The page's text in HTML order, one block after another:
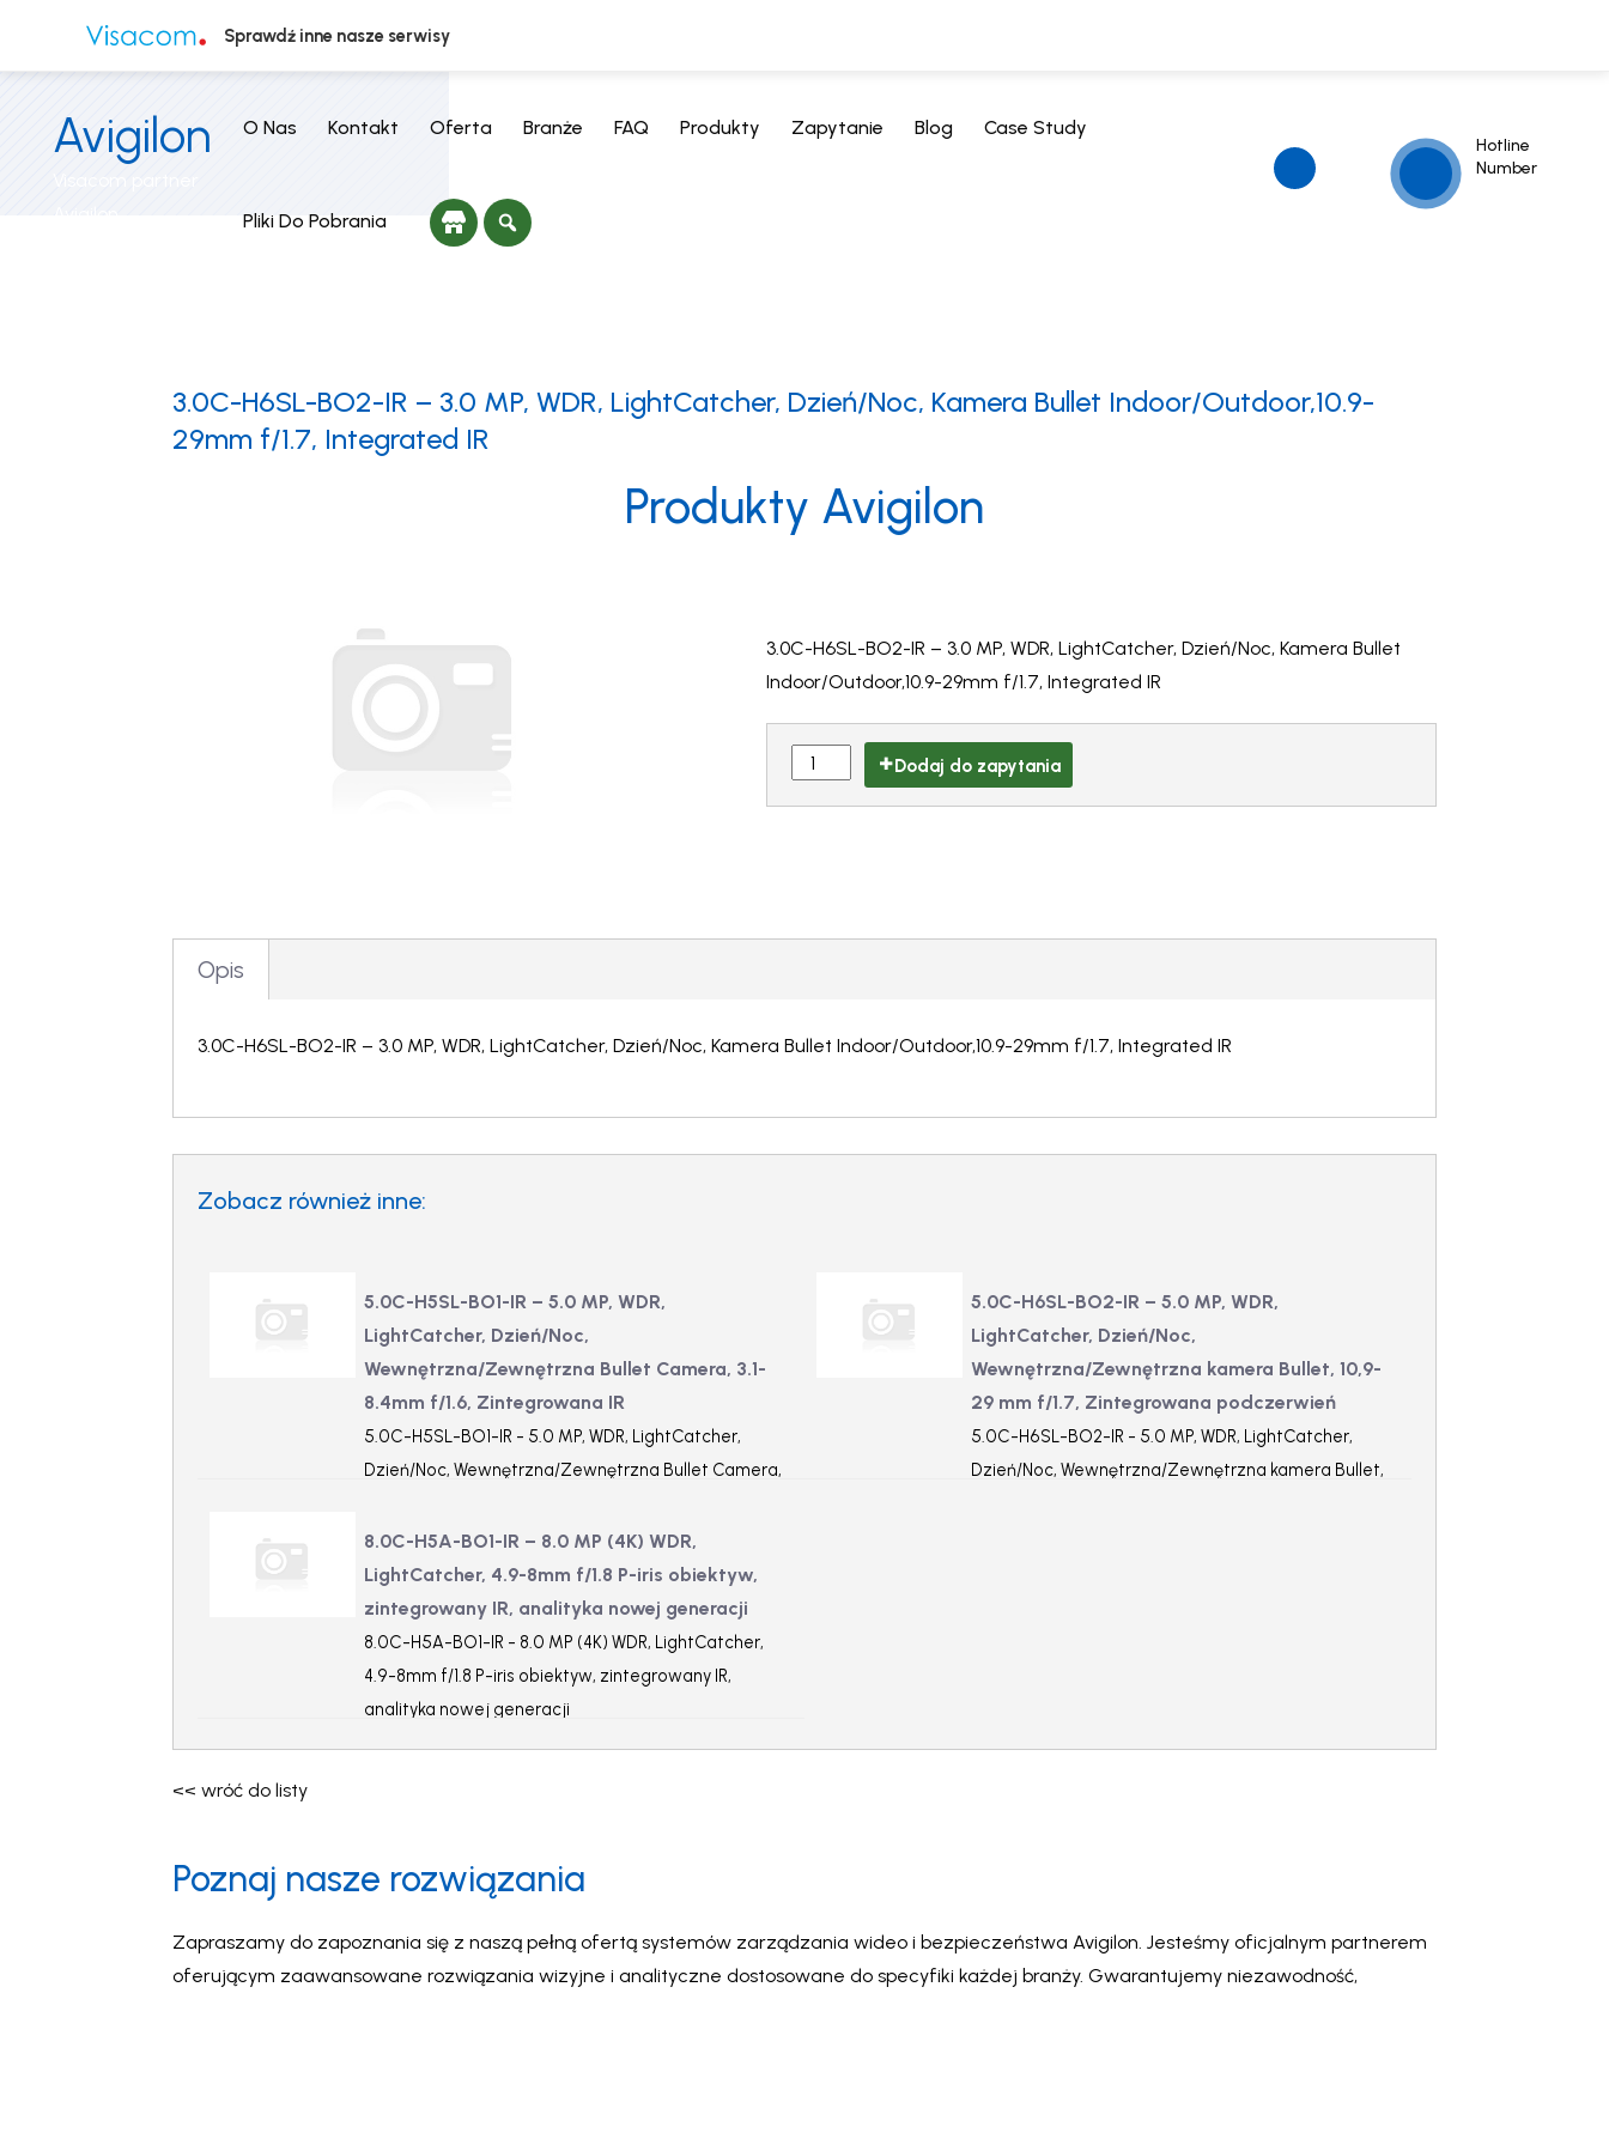
Avigilon
Visacom partner
Avigilon
O Nas Kontakt Oferta Branże FAQ Produkty Zapytanie Blog Case Study
Pliki Do Pobrania
Hotline
Number
3.0C-H6SL-BO2-IR – 3.0 MP, WDR, LightCatcher, Dzień/Noc, Kamera Bullet Indoor/Outdoor,10.9-
29mm f/1.7, Integrated IR
Produkty Avigilon
3.0C-H6SL-BO2-IR – 3.0 MP, WDR, LightCatcher, Dzień/Noc, Kamera Bullet
Indoor/Outdoor,10.9-29mm f/1.7, Integrated IR
Dodaj do zapytania
Opis
3.0C-H6SL-BO2-IR – 3.0 MP, WDR, LightCatcher, Dzień/Noc, Kamera Bullet Indoor/Outdoor,10.9-29mm f/1.7, Integrated IR
Zobacz również inne:
5.0C-H5SL-BO1-IR – 5.0 MP, WDR,
LightCatcher, Dzień/Noc,
Wewnętrzna/Zewnętrzna Bullet Camera, 3.1-
8.4mm f/1.6, Zintegrowana IR
5.0C-H5SL-BO1-IR - 5.0 MP, WDR, LightCatcher,
Dzień/Noc, Wewnętrzna/Zewnętrzna Bullet Camera,
5.0C-H6SL-BO2-IR – 5.0 MP, WDR,
LightCatcher, Dzień/Noc,
Wewnętrzna/Zewnętrzna kamera Bullet, 10,9-
29 mm f/1.7, Zintegrowana podczerwień
5.0C-H6SL-BO2-IR - 5.0 MP, WDR, LightCatcher,
Dzień/Noc, Wewnętrzna/Zewnętrzna kamera Bullet,
8.0C-H5A-BO1-IR – 8.0 MP (4K) WDR,
LightCatcher, 4.9-8mm f/1.8 P-iris obiektyw,
zintegrowany IR, analityka nowej generacji
8.0C-H5A-BO1-IR - 8.0 MP (4K) WDR, LightCatcher,
4.9-8mm f/1.8 P-iris obiektyw, zintegrowany IR,
analityka nowej generacji
<< wróć do listy
Poznaj nasze rozwiązania
Zapraszamy do zapoznania się z naszą pełną ofertą systemów zarządzania wideo i bezpieczeństwa Avigilon. Jesteśmy oficjalnym partnerem
oferującym zaawansowane rozwiązania wizyjne i analityczne dostosowane do specyfiki każdej branży. Gwarantujemy niezawodność,
Sprawdź inne nasze serwisy